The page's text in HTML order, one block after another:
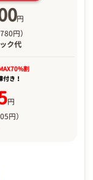
円
円）
ク代
割
付き！
円
円）